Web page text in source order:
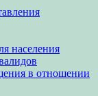
населения
в отношении